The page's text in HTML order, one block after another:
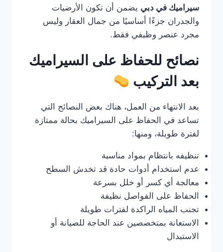
سيراميك في دبي يضمن أن تكون الأرضيات
والجدران جزءًا أساسيًا من جمال العقار وليس
مجرد عنصر وظيفي فقط.
نصائح للحفاظ على السيراميك
بعد التركيب
بعد الانتهاء من العمل، هناك بعض النصائح التي
تساعد في الحفاظ على السيراميك بحالة ممتازة
لفترة طويلة، ومنها:
تنظيفه بانتظام بمواد مناسبة
عدم استخدام أدوات حادة قد تخدش السطح
معالجة أي كسر أو خلل بسرعة
الحفاظ على الفواصل نظيفة
تجنب المياه الراكدة لفترات طويلة
الاستعانة بمتخصصين عند الحاجة للصيانة أو
الاستبدال